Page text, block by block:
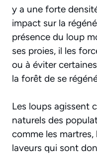
y a une forte
impact sur la
présence du loup
ses proies, il les
ou à éviter
la forêt de se
Les loups agissent
naturels des
comme les
laveurs qui sont